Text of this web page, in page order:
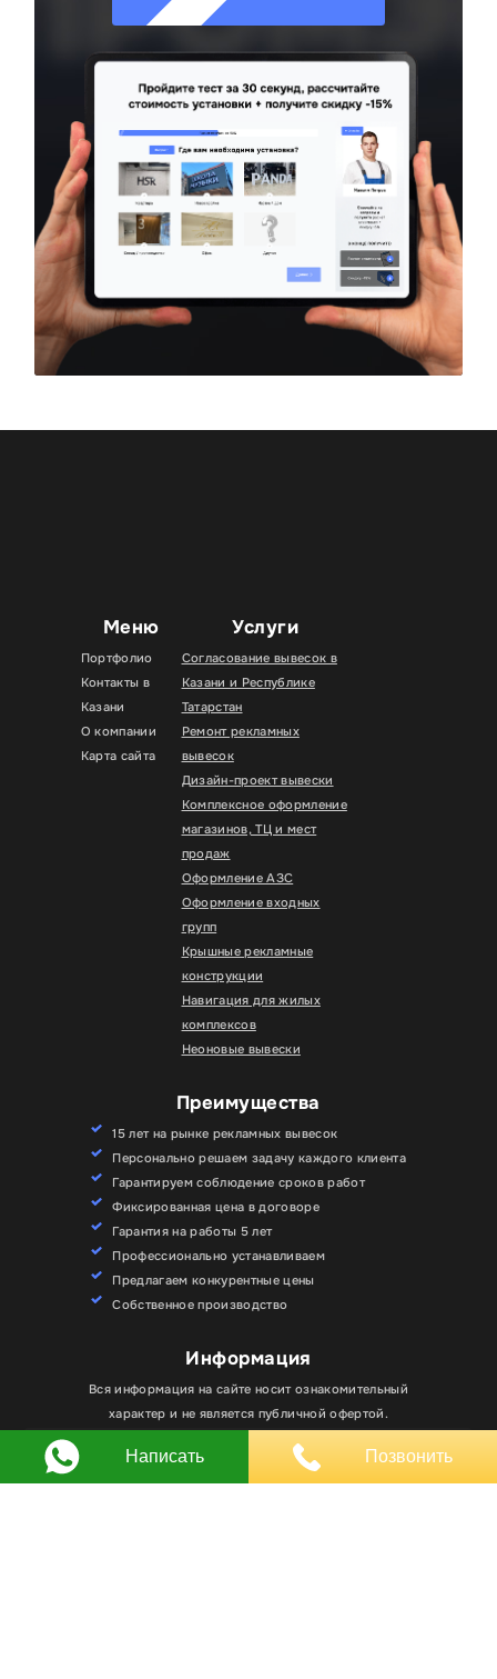
Меню
Портфолио
Контакты в
Казани
О компании
Карта сайта
Услуги
Согласование вывесок в
Казани и Республике
Татарстан
Ремонт рекламных
вывесок
Дизайн-проект вывески
Комплексное оформление
магазинов, ТЦ и мест
продаж
Оформление АЗС
Оформление входных
групп
Крышные рекламные
конструкции
Навигация для жилых
комплексов
Неоновые вывески
Преимущества
15 лет на рынке рекламных вывесок
Персонально решаем задачу каждого клиента
Гарантируем соблюдение сроков работ
Фиксированная цена в договоре
Гарантия на работы 5 лет
Профессионально устанавливаем
Предлагаем конкурентные цены
Собственное производство
Информация
Вся информация на сайте носит ознакомительный
характер и не является публичной офертой.
Любое использование материалов, элементов
дизайна и оформления, в том числе копирование
файлы cookie. Вы всегда можете отключить файлы
cookie в настройках браузера.
Хорошо
Написать Позвонить